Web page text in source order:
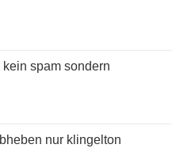
nur klingelton